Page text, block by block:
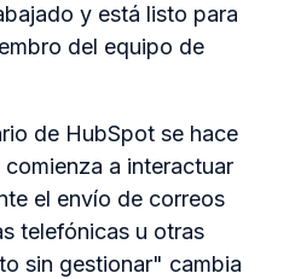
y está listo para
del equipo de
de HubSpot se hace
a interactuar
el envío de correos
telefónicas u otras
sin gestionar" cambia